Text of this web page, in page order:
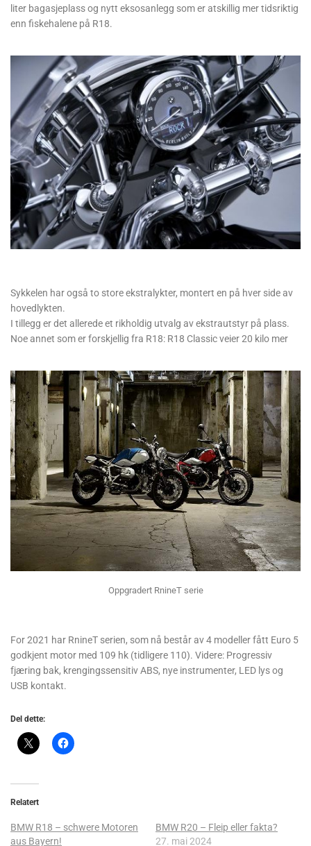
liter bagasjeplass og nytt eksosanlegg som er atskillig mer tidsriktig
enn fiskehalene på R18.
Sykkelen har også to store ekstralykter, montert en på hver side av
hovedlykten.
I tillegg er det allerede et rikholdig utvalg av ekstrautstyr på plass.
Noe annet som er forskjellig fra R18: R18 Classic veier 20 kilo mer
Oppgradert RnineT serie
For 2021 har RnineT serien, som nå består av 4 modeller fått Euro 5
godkjent motor med 109 hk (tidligere 110). Videre: Progressiv
fjæring bak, krengingssensitiv ABS, nye instrumenter, LED lys og
USB kontakt.
Del dette:
Relatert
BMW R18 – schwere Motoren
aus Bayern!
BMW R20 – Fleip eller fakta?
27. mai 2024